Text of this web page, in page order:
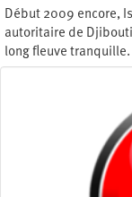
Début 2009 encore,
autoritaire de
long fleuve tranquille.